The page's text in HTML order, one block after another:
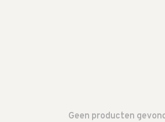
Geen producten